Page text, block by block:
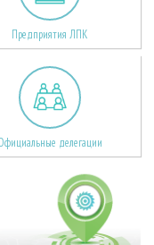
Предприятия ЛПК
делегации